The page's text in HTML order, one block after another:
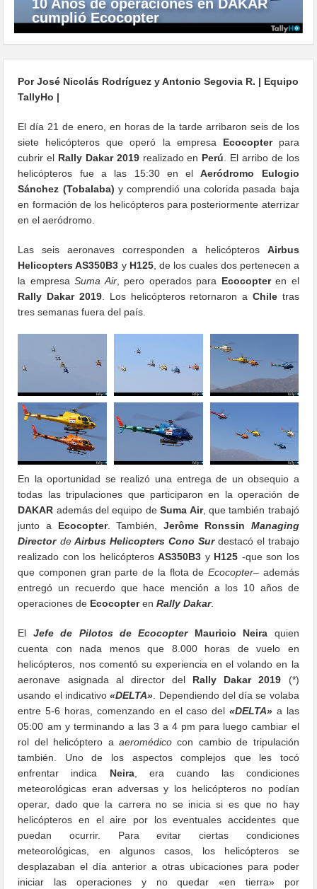
10 Años de operaciones en DAKAR
cumplió Ecocopter
Por José Nicolás Rodríguez y Antonio Segovia R. | Equipo
TallyHo |
El día 21 de enero, en horas de la tarde arribaron seis de los
siete helicópteros que operó la empresa Ecocopterpara
cubrir el Rally Dakar 2019realizado en Perú . El arribo de los
helicópteros fue a las 15:30 en elAeródromo Eulogio
Sánchez (Tobalaba) y comprendió una colorida pasada baja
en formación de los helicópteros para posteriormente aterrizar
en el aeródromo.
Las seis aeronaves corresponden a helicópteros Airbus
Helicopters AS350B3 y H125, de los cuales dos pertenecen a
la empresaSuma Air, pero operados para Ecocopteren el
Rally Dakar 2019 . Los helicópteros retornaron a Chiletras
tres semanas fuera del país.
En la oportunidad se realizó una entrega de un obsequio a
todas las tripulaciones que participaron en la operación de
DAKAR además del equipo deSuma Air, que también trabajó
junto a Ecocopter. También, Jerôme Ronssin Managing
Director deAirbus Helicopters Cono Surdestacó el trabajo
realizado con los helicópterosAS350B3 y H125 -que son los
que componen gran parte de la flota de Ecocopter– además
entregó un recuerdo que hace mención a los 10 años de
operaciones de EcocopterenRally Dakar.
El Jefe de Pilotos de EcocopterMauricio Neira quien
cuenta con nada menos que 8.000 horas de vuelo en
helicópteros, nos comentó su experiencia en el volando en la
aeronave asignada al director del Rally Dakar 2019 (*)
usando el indicativo«DELTA» . Dependiendo del día se volaba
entre 5-6 horas, comenzando en el caso del «DELTA»a las
05:00 am y terminando a las 3 a 4 pm para luego cambiar el
rol del helicóptero a aeromédico con cambio de tripulación
también. Uno de los aspectos complejos que les tocó
enfrentar indica Neira, era cuando las condiciones
meteorológicas eran adversas y los helicópteros no podían
operar, dado que la carrera no se inicia si es que no hay
helicópteros en el aire por los eventuales accidentes que
puedan ocurrir. Para evitar ciertas condiciones
meteorológicas, en algunos casos, los helicópteros se
desplazaban el día anterior a otras ubicaciones para poder
iniciar las operaciones y no quedar «en tierra» por